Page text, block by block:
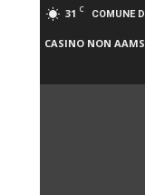
31 C COMUNE
CASINO NON AAMS